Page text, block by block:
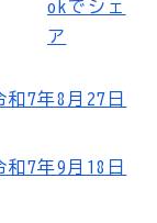
和7年8月27日
和7年9月18日